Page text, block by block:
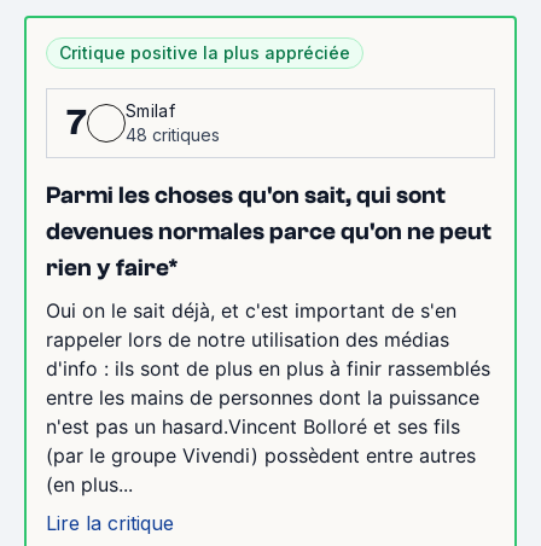
Critique positive la plus appréciée
7
Smilaf
48 critiques
Parmi les choses qu'on sait, qui sont
devenues normales parce qu'on ne peut
rien y faire*
Oui on le sait déjà, et c'est important de s'en
rappeler lors de notre utilisation des médias
d'info : ils sont de plus en plus à finir rassemblés
entre les mains de personnes dont la puissance
n'est pas un hasard.Vincent Bolloré et ses fils
(par le groupe Vivendi) possèdent entre autres
(en plus...
Lire la critique